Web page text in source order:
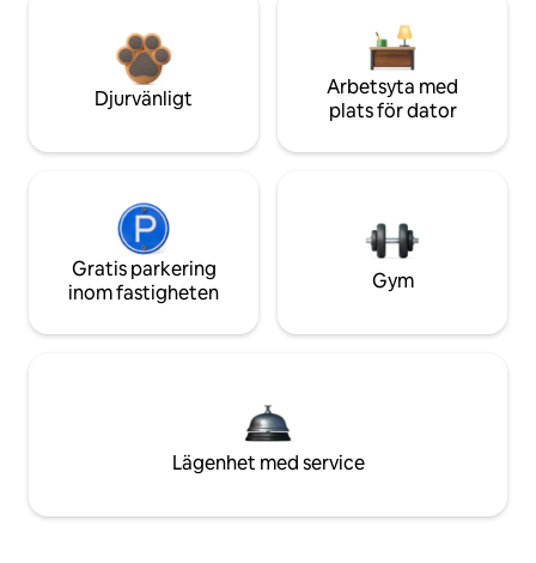
Djurvänligt
Arbetsyta med
plats för dator
Gratis parkering
inom fastigheten
Gym
Lägenhet med service